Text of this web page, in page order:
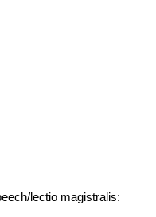
lectio magistralis: